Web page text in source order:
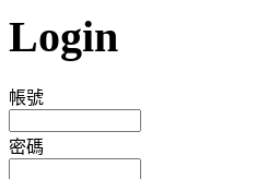
Login
帳號
密碼